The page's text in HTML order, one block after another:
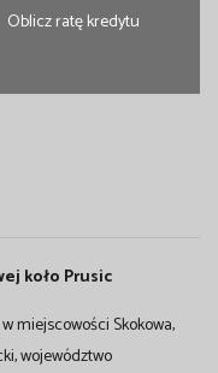
Oblicz ratę kredytu
koło Prusic
w miejscowości Skokowa,
województwo